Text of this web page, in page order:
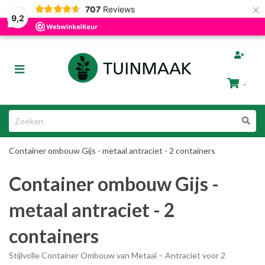
(Tuinafscheiding)
(Tuinmeubelen)
(Dier & Tuin)
(Cadeautips)
9,2
707 Reviews ×
Gratis afhalen in Groningen Razendsnelle Levering
Toggle
-
Winkelwagen
Vul hem met producten.
Container ombouw Gijs - metaal antraciet - 2 containers
Container ombouw Gijs -
metaal antraciet - 2
containers
Stijlvolle Container Ombouw van Metaal – Antraciet voor 2